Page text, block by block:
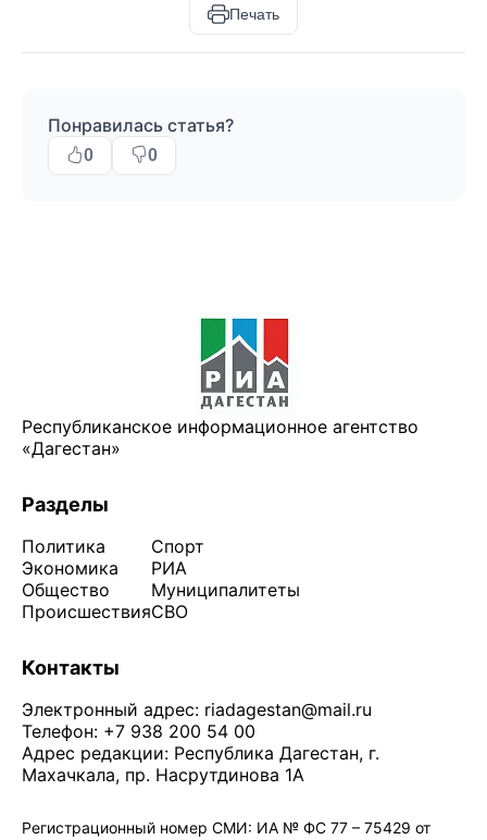
Печать
Понравилась статья?
0 0
Республиканское информационное агентство
«Дагестан»
Разделы
Политика
Экономика
Общество
Происшествия
Спорт
РИА
Муниципалитеты
СВО
Контакты
Электронный адрес: riadagestan@mail.ru
Телефон: +7 938 200 54 00
Адрес редакции: Республика Дагестан, г.
Махачкала, пр. Насрутдинова 1А
Регистрационный номер СМИ: ИА № ФС 77 – 75429 от